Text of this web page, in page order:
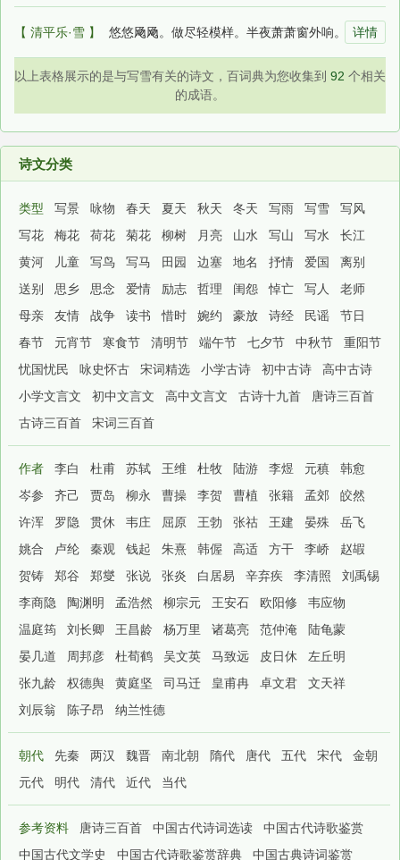
【 清平乐·雪 】 悠悠飏飏。做尽轻模样。半夜萧萧窗外响。... 2026-07-09 00:32:59
详情
以上表格展示的是与写雪有关的诗文，百词典为您收集到 92 个相关
的成语。
诗文分类
类型 写景 咏物 春天 夏天 秋天 冬天 写雨 写雪
写风
写花
梅花 荷花 菊花 柳树 月亮 山水 写山 写水
长江
黄河
儿童 写鸟 写马 田园 边塞 地名 抒情 爱国
离别
送别
思乡 思念 爱情 励志 哲理 闺怨 悼亡 写人
老师
母亲
友情 战争 读书 惜时 婉约 豪放 诗经 民谣
节日
春节
元宵节 寒食节 清明节 端午节 七夕节 中秋节
重阳节
忧国忧民
咏史怀古 宋词精选 小学古诗 初中古诗
高中古诗
小学文言文
初中文言文 高中文言文 古诗十九首
唐诗三百首
古诗三百首
宋词三百首
作者 李白 杜甫 苏轼 王维 杜牧 陆游 李煜 元稹
韩愈
岑参
齐己 贾岛 柳永 曹操 李贺 曹植 张籍 孟郊
皎然
许浑
罗隐 贯休 韦庄 屈原 王勃 张祜 王建 晏殊
岳飞
姚合
卢纶 秦观 钱起 朱熹 韩偓 高适 方干 李峤
赵嘏
贺铸
郑谷 郑燮 张说 张炎 白居易 辛弃疾 李清照
刘禹锡
李商隐
陶渊明 孟浩然 柳宗元 王安石 欧阳修
韦应物
温庭筠
刘长卿 王昌龄 杨万里 诸葛亮 范仲淹
陆龟蒙
晏几道
周邦彦 杜荀鹤 吴文英 马致远 皮日休
左丘明
张九龄
权德舆 黄庭坚 司马迁 皇甫冉 卓文君
文天祥
刘辰翁
陈子昂 纳兰性德
朝代 先秦 两汉 魏晋 南北朝 隋代 唐代 五代 宋代
金朝
元代
明代 清代 近代 当代
参考资料 唐诗三百首 中国古代诗词选读
中国古代诗歌鉴赏
中国古代文学史
中国古代诗歌鉴赏辞典 中国古典诗词鉴赏